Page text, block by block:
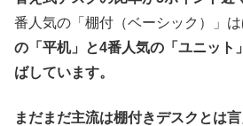
番人気の「棚付（ベーシック）」は
の「平机」と4番人気の「ユニット
ばしています。
まだまだ主流は棚付きデスクとは